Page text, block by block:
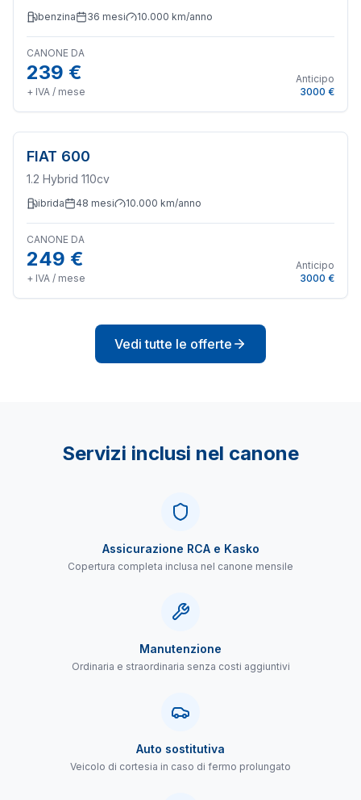
benzina 36 mesi 10.000 km/anno
CANONE DA
239 €
+ IVA / mese
Anticipo
3000 €
FIAT 600
1.2 Hybrid 110cv
ibrida 48 mesi 10.000 km/anno
CANONE DA
249 €
+ IVA / mese
Anticipo
3000 €
Vedi tutte le offerte
Servizi inclusi nel canone
Assicurazione RCA e Kasko
Copertura completa inclusa nel canone mensile
Manutenzione
Ordinaria e straordinaria senza costi aggiuntivi
Auto sostitutiva
Veicolo di cortesia in caso di fermo prolungato